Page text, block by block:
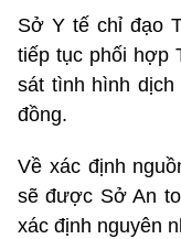
Sở Y tế chỉ đạo
tiếp tục phối hợp
sát tình hình
đồng.
Về xác định
sẽ được Sở An
xác định nguyên